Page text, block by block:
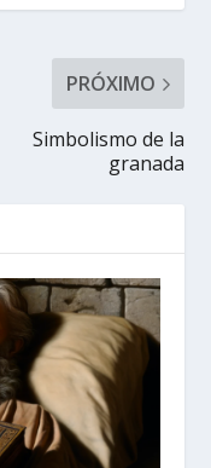
PRÓXIMO
Simbolismo de la
granada